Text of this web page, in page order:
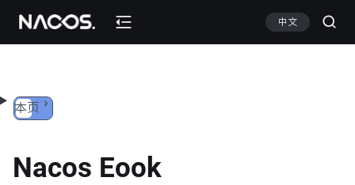
跳转到内容 中文
本页
Nacos Eook